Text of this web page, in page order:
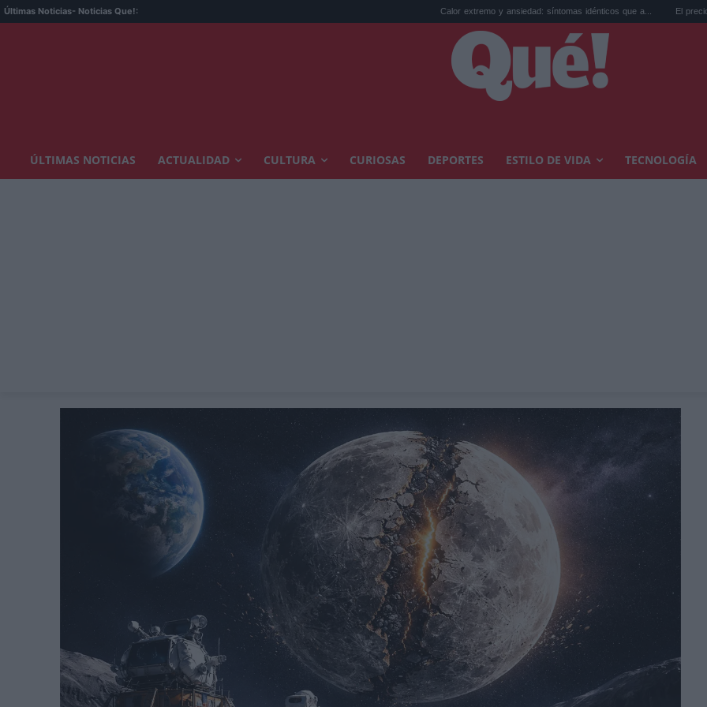
Últimas Noticias- Noticias Que!: Calor extremo y ansiedad: síntomas idénticos que a... El precio de la vivienda en
ÚLTIMAS NOTICIAS ACTUALIDAD CULTURA CURIOSAS DEPORTES ESTILO DE VIDA TECNOLOGÍA